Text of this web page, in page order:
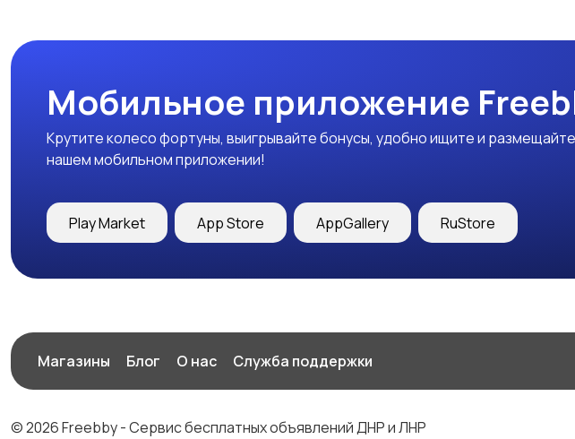
Мобильное приложение
Крутите колесо фортуны, выигрывайте бонусы, удобно ищите и
нашем мобильном приложении!
Play Market App Store AppGallery RuStore
Магазины Блог О нас Служба поддержки
© 2026 Freebby - Сервис бесплатных объявлений ДНР и ЛНР